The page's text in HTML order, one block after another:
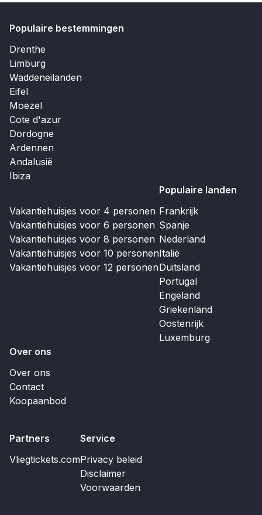
Populaire bestemmingen
Drenthe
Limburg
Waddeneilanden
Eifel
Moezel
Cote d'azur
Dordogne
Ardennen
Andalusië
Ibiza
Vakantiehuisjes voor 4 personen
Vakantiehuisjes voor 6 personen
Vakantiehuisjes voor 8 personen
Vakantiehuisjes voor 10 personen
Vakantiehuisjes voor 12 personen
Populaire landen
Frankrijk
Spanje
Nederland
Italië
Duitsland
Portugal
Engeland
Griekenland
Oostenrijk
Luxemburg
Over ons
Over ons
Contact
Koopaanbod
Partners
Vliegtickets.com
Service
Privacy beleid
Disclaimer
Voorwaarden